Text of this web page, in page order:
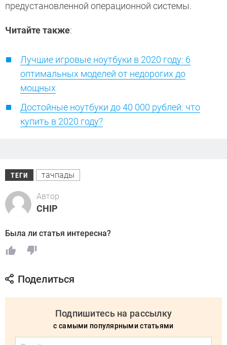
предустановленной операционной системы.
Читайте также:
Лучшие игровые ноутбуки в 2020 году: 6
оптимальных моделей от недорогих до
мощных
Достойные ноутбуки до 40 000 рублей: что
купить в 2020 году?
ТЕГИ тачпады
Автор
CHIP
Была ли статья интересна?
Поделиться
Подпишитесь на рассылку
с самыми популярными статьями